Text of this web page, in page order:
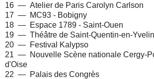
16 — Atelier de Paris Carolyn Carlson
17 — MC93 - Bobigny
18 — Espace 1789 - Saint-Ouen
19 — Théâtre de Saint-Quentin-en-
20 — Festival Kalypso
21 — Nouvelle Scène nationale Cergy-
d'Oise
22 — Palais des Congrès